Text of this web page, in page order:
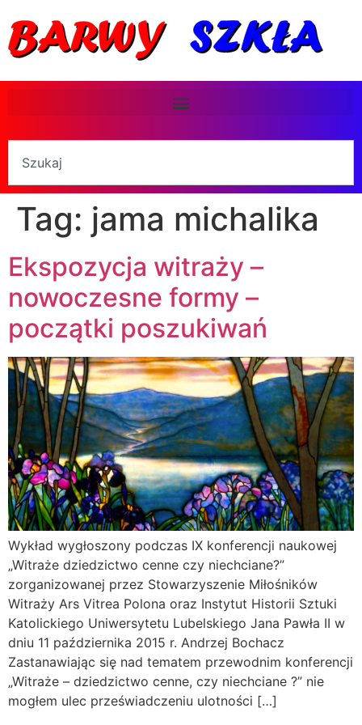
Tag: jama michalika
Ekspozycja witraży –
nowoczesne formy –
początki poszukiwań
Wykład wygłoszony podczas IX konferencji naukowej
„Witraże dziedzictwo cenne czy niechciane?”
zorganizowanej przez Stowarzyszenie Miłośników
Witraży Ars Vitrea Polona oraz Instytut Historii Sztuki
Katolickiego Uniwersytetu Lubelskiego Jana Pawła II w
dniu 11 października 2015 r. Andrzej Bochacz
Zastanawiając się nad tematem przewodnim konferencji
„Witraże – dziedzictwo cenne, czy niechciane ?” nie
mogłem ulec przeświadczeniu ulotności […]